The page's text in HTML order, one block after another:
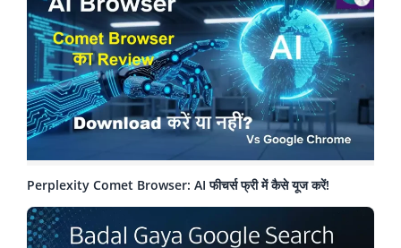
Perplexity Comet Browser: AI फीचर्स फ्री में कैसे यूज करें!